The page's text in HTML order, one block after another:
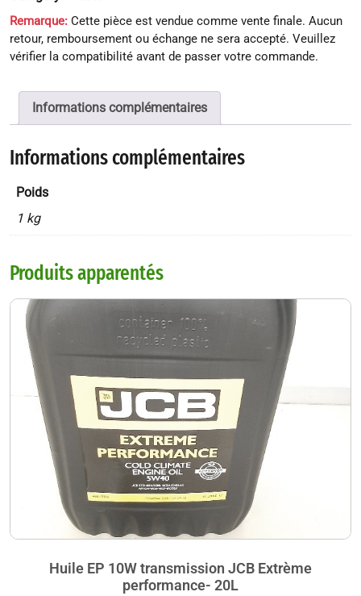
Remarque: Cette pièce est vendue comme vente finale. Aucun
retour, remboursement ou échange ne sera accepté. Veuillez
vérifier la compatibilité avant de passer votre commande.
Informations complémentaires
Informations complémentaires
Poids
1 kg
Produits apparentés
Huile EP 10W transmission JCB Extrème
performance- 20L